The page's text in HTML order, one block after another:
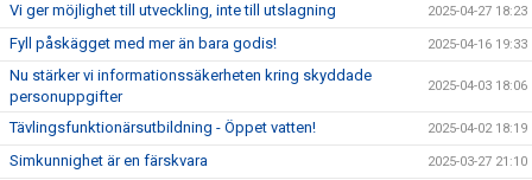
Vi ger möjlighet till utveckling, inte till utslagning 2025-04-27 18:23
Fyll påskägget med mer än bara godis! 2025-04-16 19:33
Nu stärker vi informationssäkerheten kring skyddade
personuppgifter
2025-04-03 18:06
Tävlingsfunktionärsutbildning - Öppet vatten! 2025-04-02 18:19
Simkunnighet är en färskvara 2025-03-27 21:10